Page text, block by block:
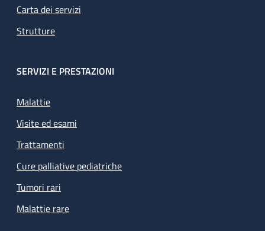
Carta dei servizi
Strutture
SERVIZI E PRESTAZIONI
Malattie
Visite ed esami
Trattamenti
Cure palliative pediatriche
Tumori rari
Malattie rare